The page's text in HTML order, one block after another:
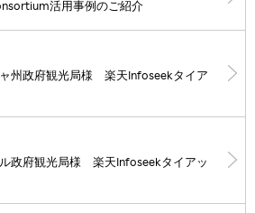
活用事例のご紹介
ャ州政府観光局様 楽天Infoseekタイア
ル政府観光局様 楽天Infoseekタイアッ